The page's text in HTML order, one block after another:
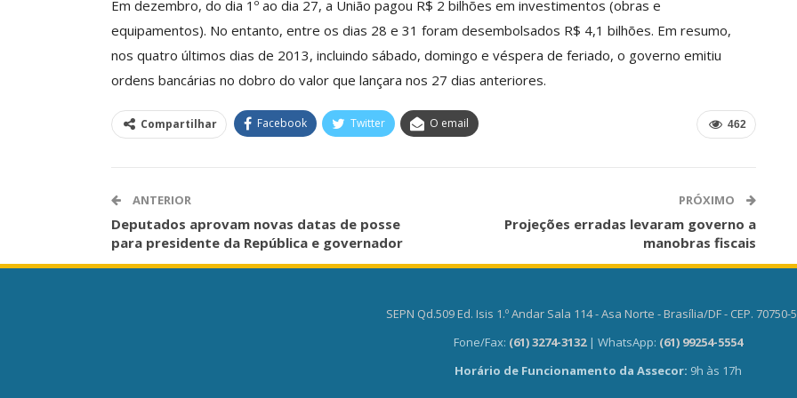
Em dezembro, do dia 1º ao dia 27, a União pagou R$ 2 bilhões em investimentos (obras e
equipamentos). No entanto, entre os dias 28 e 31 foram desembolsados R$ 4,1 bilhões. Em resumo,
nos quatro últimos dias de 2013, incluindo sábado, domingo e véspera de feriado, o governo emitiu
ordens bancárias no dobro do valor que lançara nos 27 dias anteriores.
462
Compartilhar Facebook Twitter O email
ANTERIOR
Deputados aprovam novas datas de posse
para presidente da República e governador
PRÓXIMO
Projeções erradas levaram governo a
manobras fiscais
SEPN Qd.509 Ed. Isis 1.º Andar Sala 114 - Asa Norte - Brasília/DF - CEP. 70750-
Fone/Fax: (61) 3274-3132 | WhatsApp: (61) 99254-5554
Horário de Funcionamento da Assecor: 9h às 17h